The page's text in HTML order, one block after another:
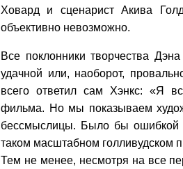
Ховард и сценарист Акива
объективно невозможно.
Все поклонники творчества
удачной или, наоборот,
всего ответил сам Хэнкс: «Я
фильма. Но мы показываем
бессмыслицы. Было бы ошибкой
таком масштабном голливудском
Тем не менее, несмотря на все